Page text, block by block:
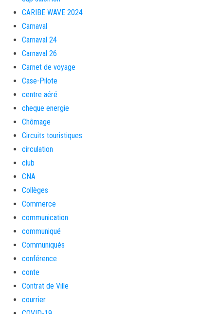
CARIBE WAVE 2024
Carnaval
Carnaval 24
Carnaval 26
Carnet de voyage
Case-Pilote
centre aéré
cheque energie
Chômage
Circuits touristiques
circulation
club
CNA
Collèges
Commerce
communication
communiqué
Communiqués
conférence
conte
Contrat de Ville
courrier